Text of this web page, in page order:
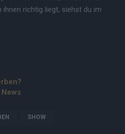
ihnen richtig liegt, siehst du im
SHOW